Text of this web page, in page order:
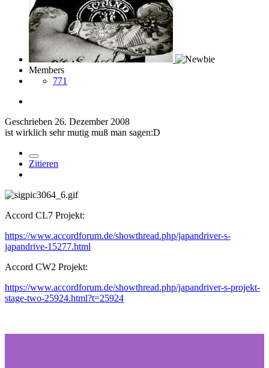
Members
771
Geschrieben 26. Dezember 2008
ist wirklich sehr mutig muß man sagen:D
Zitieren
Accord CL7 Projekt:
https://www.accordforum.de/showthread.php/japandriver-s-
japandrive-15277.html
Accord CW2 Projekt:
https://www.accordforum.de/showthread.php/japandriver-s-projekt-
stage-two-25924.html?t=25924